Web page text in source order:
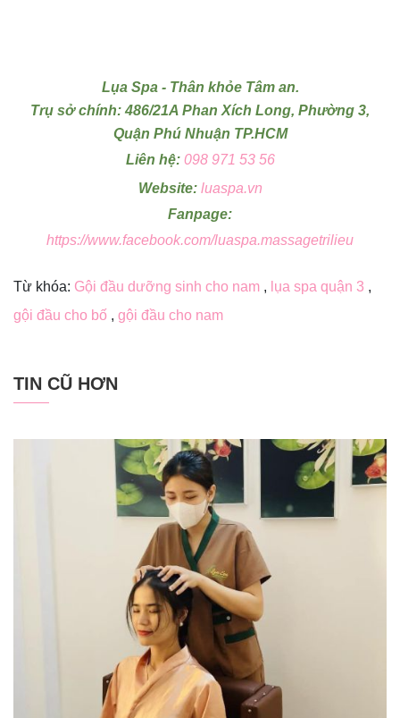
Lụa Spa - Thân khỏe Tâm an.
Trụ sở chính: 486/21A Phan Xích Long, Phường 3,
Quận Phú Nhuận TP.HCM
Liên hệ: 098 971 53 56
Website: luaspa.vn
Fanpage:
https://www.facebook.com/luaspa.massagetrilieu
Từ khóa: Gội đầu dưỡng sinh cho nam , lụa spa quận 3 ,
gội đầu cho bố , gội đầu cho nam
TIN CŨ HƠN